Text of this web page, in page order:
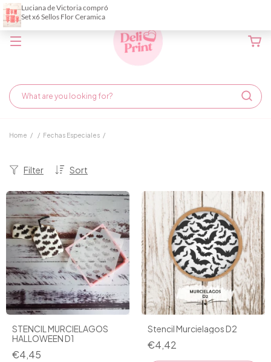
Home / / Fechas Especiales /
Sort
Filter
STENCIL MURCIELAGOS
HALLOWEEN D1
€4,45
Stencil Murcielagos D2
€4,42